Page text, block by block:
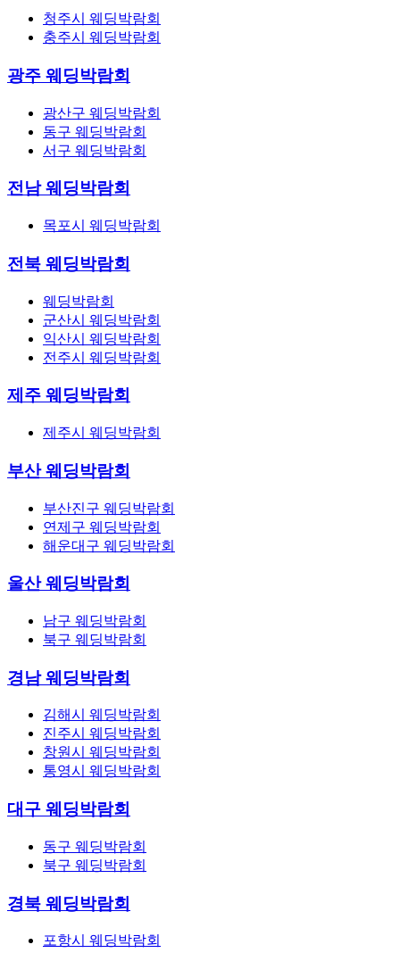
청주시 웨딩박람회
충주시 웨딩박람회
광주 웨딩박람회
광산구 웨딩박람회
동구 웨딩박람회
서구 웨딩박람회
전남 웨딩박람회
목포시 웨딩박람회
전북 웨딩박람회
웨딩박람회
군산시 웨딩박람회
익산시 웨딩박람회
전주시 웨딩박람회
제주 웨딩박람회
제주시 웨딩박람회
부산 웨딩박람회
부산진구 웨딩박람회
연제구 웨딩박람회
해운대구 웨딩박람회
울산 웨딩박람회
남구 웨딩박람회
북구 웨딩박람회
경남 웨딩박람회
김해시 웨딩박람회
진주시 웨딩박람회
창원시 웨딩박람회
통영시 웨딩박람회
대구 웨딩박람회
동구 웨딩박람회
북구 웨딩박람회
경북 웨딩박람회
포항시 웨딩박람회